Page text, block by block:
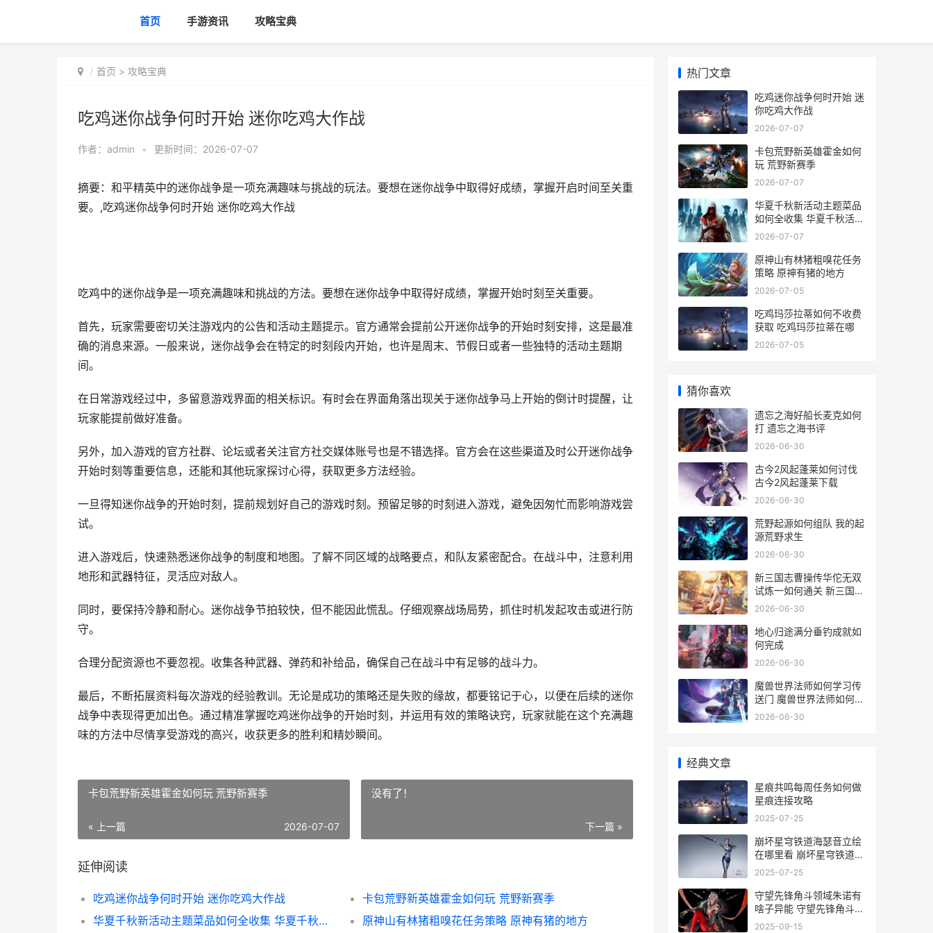
首页 手游资讯 攻略宝典
首页 > 攻略宝典
吃鸡迷你战争何时开始 迷你吃鸡大作战
作者： admin • 更新时间：2026-07-07
摘要：和平精英中的迷你战争是一项充满趣味与挑战的玩法。要想在迷你战争中取得好成绩，掌握开启时间至关重
要。,吃鸡迷你战争何时开始 迷你吃鸡大作战
吃鸡中的迷你战争是一项充满趣味和挑战的方法。要想在迷你战争中取得好成绩，掌握开始时刻至关重要。
首先，玩家需要密切关注游戏内的公告和活动主题提示。官方通常会提前公开迷你战争的开始时刻安排，这是最准
确的消息来源。一般来说，迷你战争会在特定的时刻段内开始，也许是周末、节假日或者一些独特的活动主题期
间。
在日常游戏经过中，多留意游戏界面的相关标识。有时会在界面角落出现关于迷你战争马上开始的倒计时提醒，让
玩家能提前做好准备。
另外，加入游戏的官方社群、论坛或者关注官方社交媒体账号也是不错选择。官方会在这些渠道及时公开迷你战争
开始时刻等重要信息，还能和其他玩家探讨心得，获取更多方法经验。
一旦得知迷你战争的开始时刻，提前规划好自己的游戏时刻。预留足够的时刻进入游戏，避免因匆忙而影响游戏尝
试。
进入游戏后，快速熟悉迷你战争的制度和地图。了解不同区域的战略要点，和队友紧密配合。在战斗中，注意利用
地形和武器特征，灵活应对敌人。
同时，要保持冷静和耐心。迷你战争节拍较快，但不能因此慌乱。仔细观察战场局势，抓住时机发起攻击或进行防
守。
合理分配资源也不要忽视。收集各种武器、弹药和补给品，确保自己在战斗中有足够的战斗力。
最后，不断拓展资料每次游戏的经验教训。无论是成功的策略还是失败的缘故，都要铭记于心，以便在后续的迷你
战争中表现得更加出色。通过精准掌握吃鸡迷你战争的开始时刻，并运用有效的策略诀窍，玩家就能在这个充满趣
味的方法中尽情享受游戏的高兴，收获更多的胜利和精妙瞬间。
卡包荒野新英雄霍金如何玩 荒野新赛季
« 上一篇 2026-07-07
没有了！
下一篇 »
延伸阅读
吃鸡迷你战争何时开始 迷你吃鸡大作战
卡包荒野新英雄霍金如何玩 荒野新赛季
华夏千秋新活动主题菜品如何全收集 华夏千秋活动厨艺大赛菠萝咕噜肉
原神山有林猪粗嗅花任务策略 原神有猪的地方
热门文章
吃鸡迷你战争何时开始 迷
你吃鸡大作战
2026-07-07
卡包荒野新英雄霍金如何
玩 荒野新赛季
2026-07-07
华夏千秋新活动主题菜品
如何全收集 华夏千秋活动
厨艺大赛菠萝咕噜肉
2026-07-07
原神山有林猪粗嗅花任务
策略 原神有猪的地方
2026-07-05
吃鸡玛莎拉蒂如何不收费
获取 吃鸡玛莎拉蒂在哪
2026-07-05
猜你喜欢
遗忘之海好船长麦克如何
打 遗忘之海书评
2026-06-30
古今2风起蓬莱如何讨伐
古今2风起蓬莱下载
2026-06-30
荒野起源如何组队 我的起
源荒野求生
2026-06-30
新三国志曹操传华佗无双
试炼一如何通关 新三国志
曹操传易京之战怎么打
2026-06-30
地心归途满分垂钓成就如
何完成
2026-06-30
魔兽世界法师如何学习传
送门 魔兽世界法师如何学
开门
2026-06-30
经典文章
星痕共鸣每周任务如何做
星痕连接攻略
2025-07-25
崩坏星穹铁道海瑟音立绘
在哪里看 崩坏星穹铁道海
外人气
2025-07-25
守望先锋角斗领域朱诺有
啥子异能 守望先锋角斗领
域加分bug
2025-09-15